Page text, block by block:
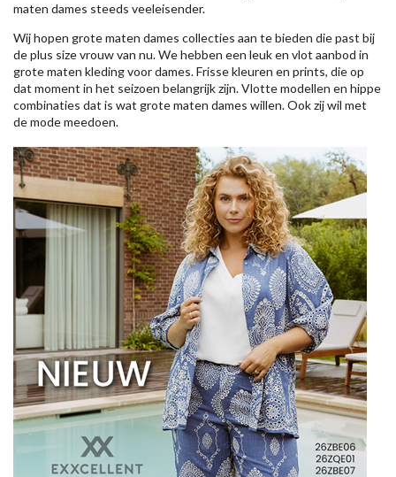
maten dames steeds veeleisender.
Wij hopen grote maten dames collecties aan te bieden die past bij
de plus size vrouw van nu. We hebben een leuk en vlot aanbod in
grote maten kleding voor dames. Frisse kleuren en prints, die op
dat moment in het seizoen belangrijk zijn. Vlotte modellen en hippe
combinaties dat is wat grote maten dames willen. Ook zij wil met
de mode meedoen.